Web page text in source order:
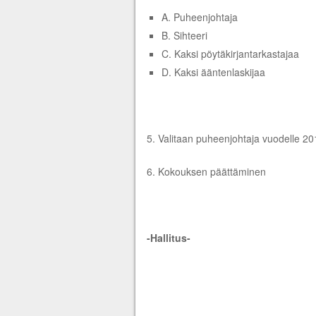
A. Puheenjohtaja
B. Sihteeri
C. Kaksi pöytäkirjantarkastajaa
D. Kaksi ääntenlaskijaa
5. Valitaan puheenjohtaja vuodelle
6. Kokouksen päättäminen
-Hallitus-